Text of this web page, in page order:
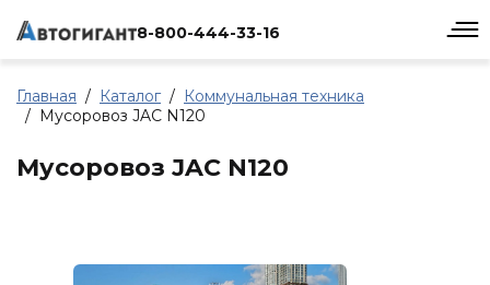
8-800-444-33-16
Главная Каталог
Коммунальная техника
Мусоровоз JAC N120
Мусоровоз JAC N120